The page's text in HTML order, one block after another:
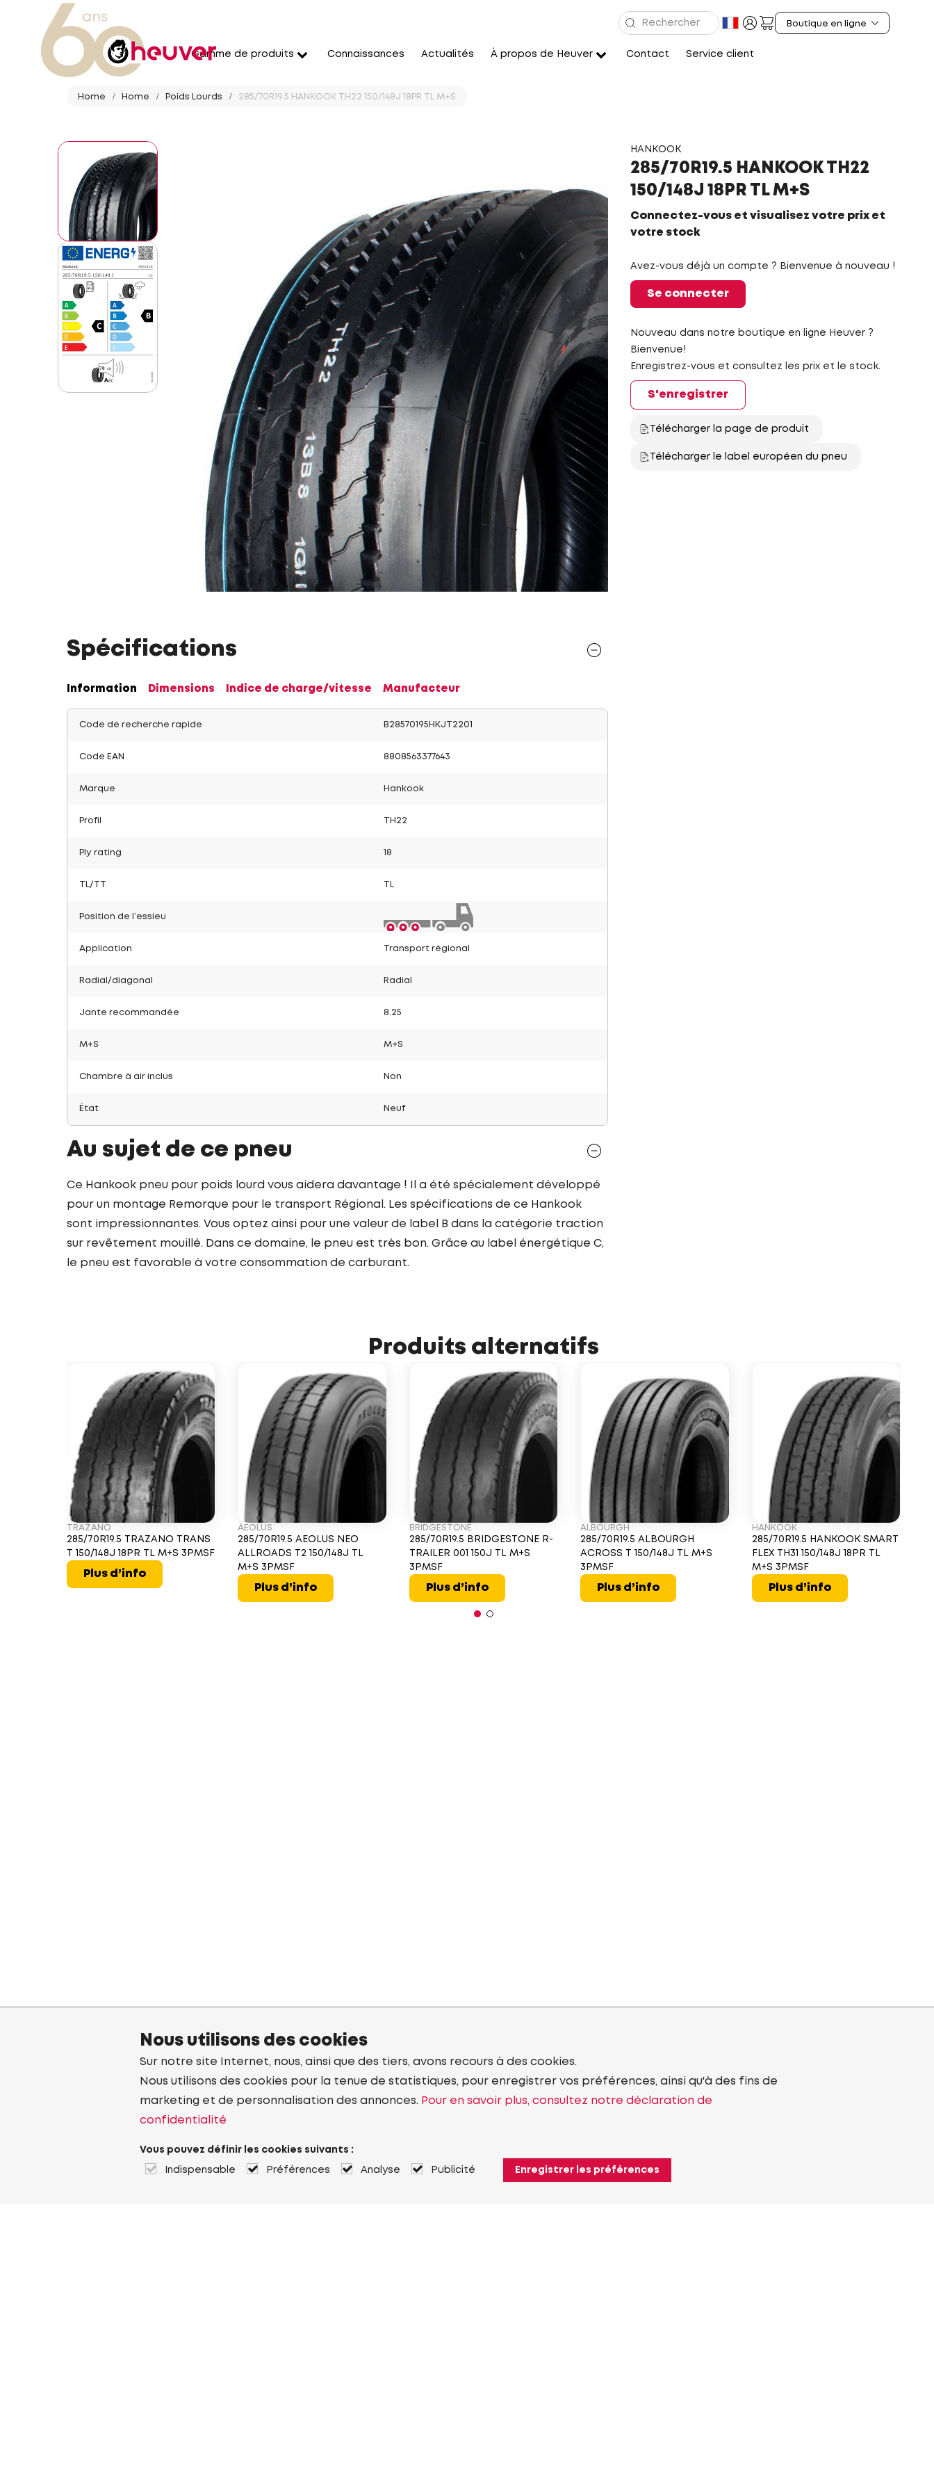
Gamme de produits Connaissances Actualités À propos de Heuver Contact Service client
Home Home Poids Lourds 285/70R19.5 HANKOOK TH22 150/148J 18PR TL M+S
HANKOOK
285/70R19.5 HANKOOK TH22
150/148J 18PR TL M+S
Connectez-vous et visualisez votre prix et
votre stock
Avez-vous déjà un compte ? Bienvenue à nouveau !
Se connecter
Nouveau dans notre boutique en ligne Heuver ?
Bienvenue!
Enregistrez-vous et consultez les prix et le stock.
S'enregistrer
Télécharger la page de produit
Télécharger le label européen du pneu
Spécifications
Information Dimensions Indice de charge/vitesse Manufacteur
Code de recherche rapide B28570195HKJT2201
Code EAN 8808563377643
Marque Hankook
Profil TH22
Ply rating 18
TL/TT
Position de l’essieu
Application Transport régional
Radial/diagonal Radial
Jante recommandée 8.25
M+S M+S
Chambre à air inclus Non
État Neuf
Au sujet de ce pneu
Ce Hankook pneu pour poids lourd vous aidera davantage ! Il a été spécialement développé
pour un montage Remorque pour le transport Régional. Les spécifications de ce Hankook
sont impressionnantes. Vous optez ainsi pour une valeur de label B dans la catégorie traction
sur revêtement mouillé. Dans ce domaine, le pneu est très bon. Grâce au label énergétique C,
le pneu est favorable à votre consommation de carburant.
Produits alternatifs
TRAZANO
285/70R19.5 TRAZANO TRANS
T 150/148J 18PR TL M+S 3PMSF
Plus d’info
AEOLUS
285/70R19.5 AEOLUS NEO
ALLROADS T2 150/148J TL
M+S 3PMSF
Plus d’info
BRIDGESTONE
285/70R19.5 BRIDGESTONE R-
TRAILER 001 150J TL M+S
3PMSF
Plus d’info
ALBOURGH
285/70R19.5 ALBOURGH
ACROSS T 150/148J TL M+S
3PMSF
Plus d’info
HANKOOK
285/70R19.5 HANKOOK SMART
FLEX TH31 150/148J 18PR TL
M+S 3PMSF
Plus d’info
Nous utilisons des cookies
Sur notre site Internet, nous, ainsi que des tiers, avons recours à des cookies.
Nous utilisons des cookies pour la tenue de statistiques, pour enregistrer vos préférences, ainsi qu'à des fins de
marketing et de personnalisation des annonces. Pour en savoir plus, consultez notre déclaration de
confidentialité
Vous pouvez définir les cookies suivants :
Indispensable Préférences Analyse Publicité Enregistrer les préférences